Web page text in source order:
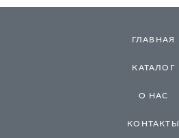
ГЛАВНАЯ
КАТАЛОГ
О НАС
КОНТАКТЫ